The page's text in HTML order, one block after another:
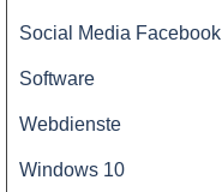
Social Media Facebook
Software
Webdienste
Windows 10